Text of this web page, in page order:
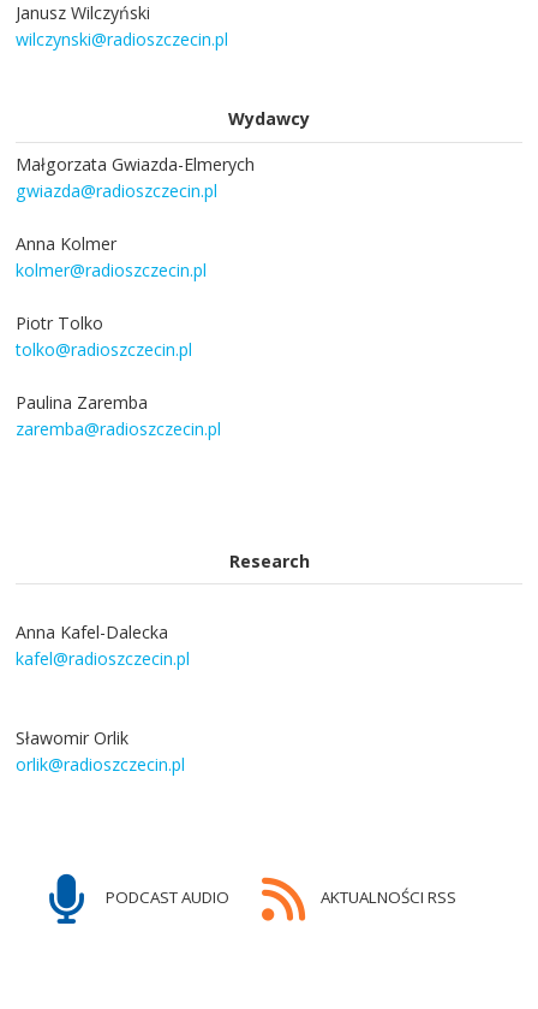
Janusz Wilczyński
wilczynski@radioszczecin.pl
Wydawcy
Małgorzata Gwiazda-Elmerych
gwiazda@radioszczecin.pl
Anna Kolmer
kolmer@radioszczecin.pl
Piotr Tolko
tolko@radioszczecin.pl
Paulina Zaremba
zaremba@radioszczecin.pl
Research
Anna Kafel-Dalecka
kafel@radioszczecin.pl
Sławomir Orlik
orlik@radioszczecin.pl
PODCAST AUDIO AKTUALNOŚCI RSS